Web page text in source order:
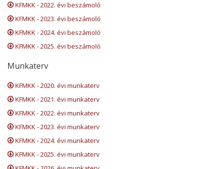
KFMKK - 2022. évi beszámoló
KFMKK - 2023. évi beszámoló
KFMKK - 2024. évi beszámoló
KFMKK - 2025. évi beszámoló
Munkaterv
KFMKK - 2020. évi munkaterv
KFMKK - 2021. évi munkaterv
KFMKK - 2022. évi munkaterv
KFMKK - 2023. évi munkaterv
KFMKK - 2024. évi munkaterv
KFMKK - 2025. évi munkaterv